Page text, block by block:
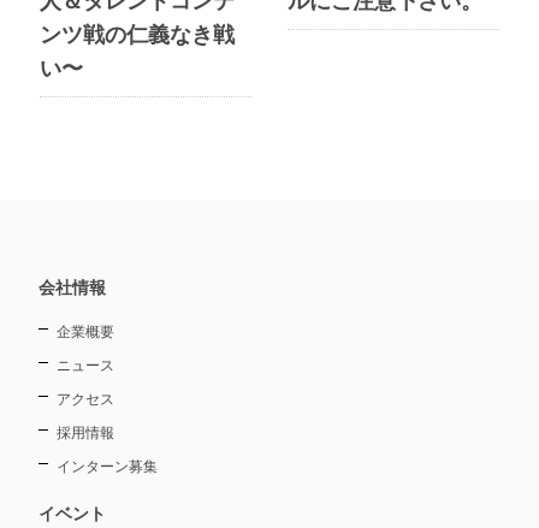
ンツ戦の仁義なき戦
い〜
会社情報
企業概要
ニュース
アクセス
採用情報
インターン募集
イベント